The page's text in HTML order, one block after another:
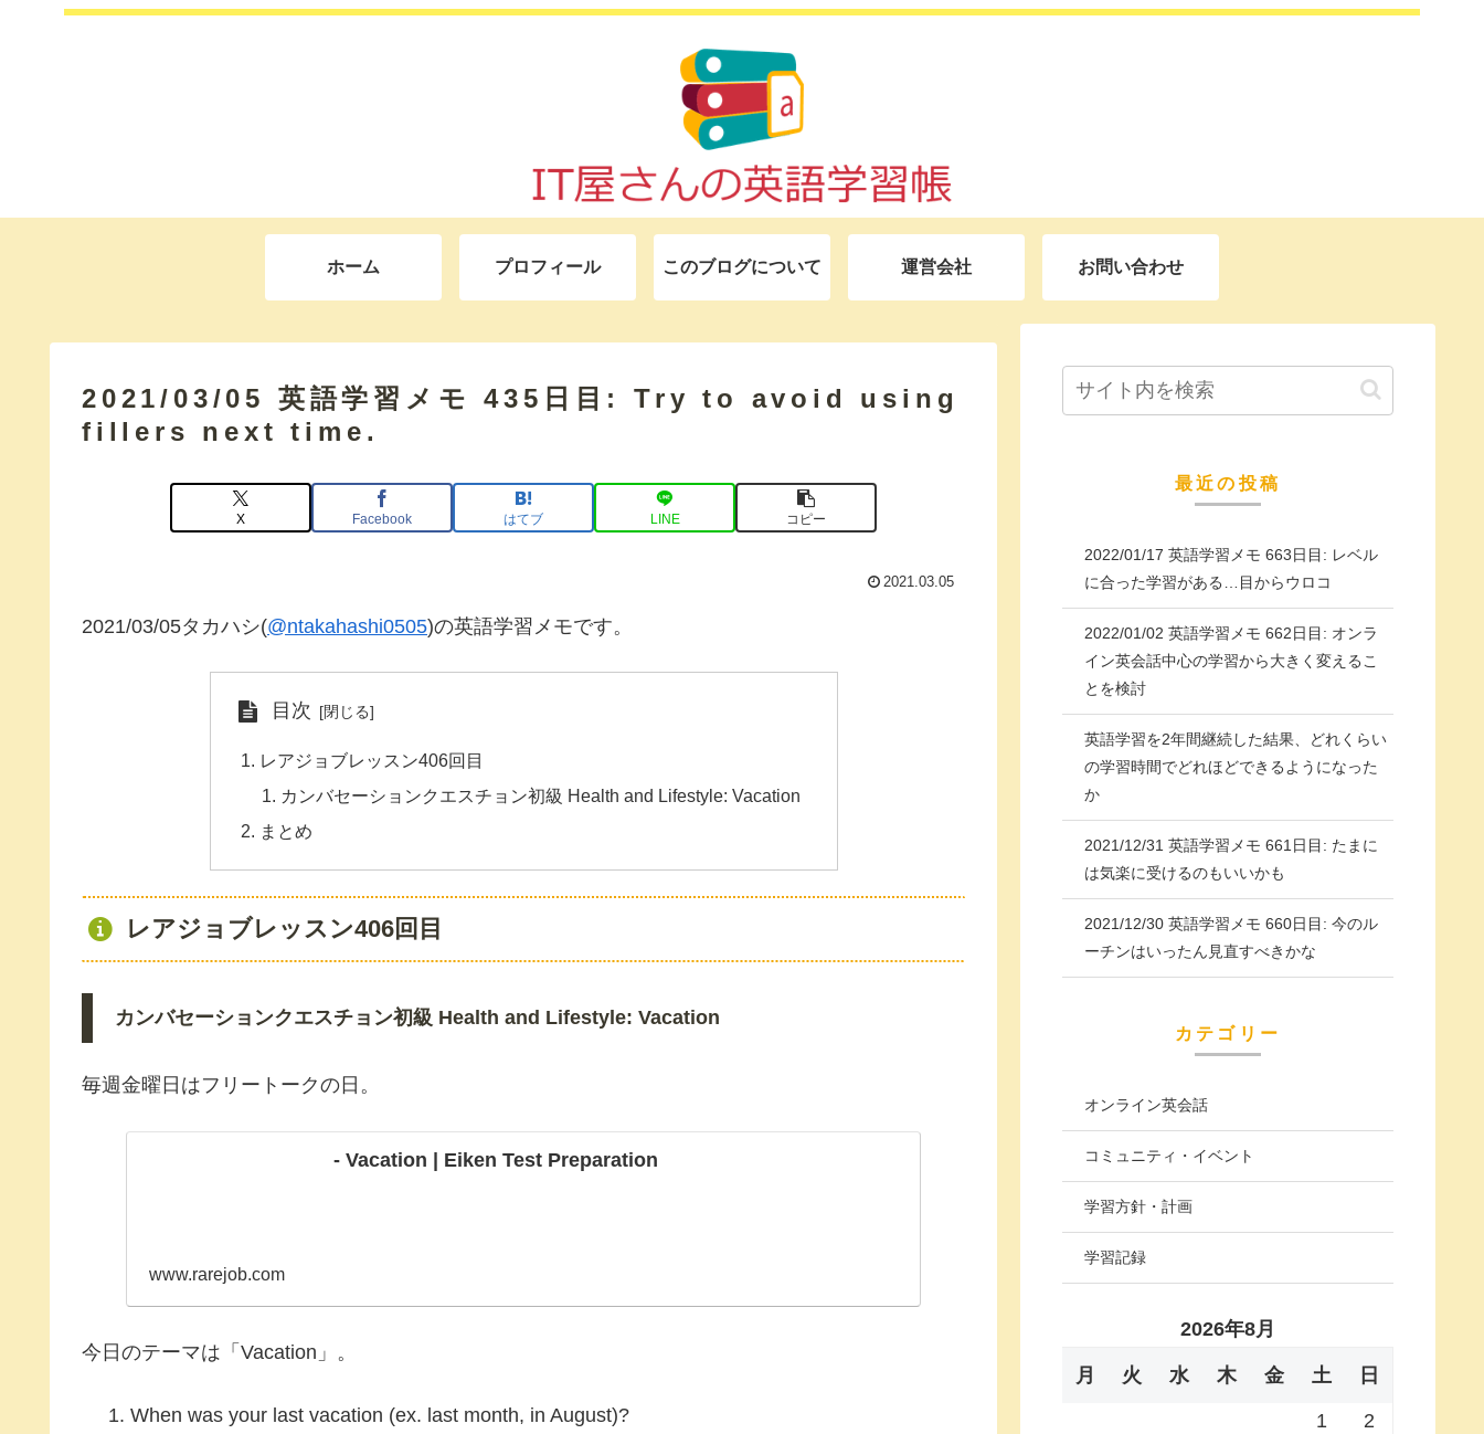
ホーム プロフィール このブログについて 運営会社 お問い合わせ
2021/03/05 英語学習メモ 435日目: Try to avoid using
fillers next time.
X Facebook はてブ LINE コピー
2021.03.05
2021/03/05タカハシ(@ntakahashi0505)の英語学習メモです。
目次
レアジョブレッスン406回目
カンバセーションクエスチョン初級 Health and Lifestyle: Vacation
まとめ
レアジョブレッスン406回目
カンバセーションクエスチョン初級 Health and Lifestyle: Vacation
毎週金曜日はフリートークの日。
- Vacation | Eiken Test Preparation
www.rarejob.com
今日のテーマは「Vacation」。
When was your last vacation (ex. last month, in August)?
最近の投稿
2022/01/17 英語学習メモ 663日目: レベル
に合った学習がある…目からウロコ
2022/01/02 英語学習メモ 662日目: オンラ
イン英会話中心の学習から大きく変えるこ
とを検討
英語学習を2年間継続した結果、どれくらい
の学習時間でどれほどできるようになった
か
2021/12/31 英語学習メモ 661日目: たまに
は気楽に受けるのもいいかも
2021/12/30 英語学習メモ 660日目: 今のル
ーチンはいったん見直すべきかな
カテゴリー
オンライン英会話
コミュニティ・イベント
学習方針・計画
学習記録
2026年8月
月 火 水 木 金 土 日
1
2